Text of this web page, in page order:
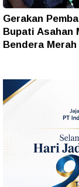
Gerakan
Bupati Asahan
Bendera